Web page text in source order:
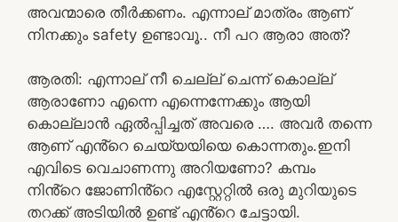
അവന്മാരെ തീർക്കണം. എന്നാല് മാത്രം ആണ്
നിനക്കും safety ഉണ്ടാവൂ.. നീ പറ ആരാ അത്?
ആരതി: എന്നാല് നീ ചെല്ല് ചെന്ന് കൊല്ല്
ആരാണോ എന്നെ എന്നെന്നേക്കും ആയി
കൊല്ലാൻ ഏൽപ്പിച്ചത് അവരെ …. അവർ തന്നെ
ആണ് എൻ്റെ ചെയ്യയിയെ കൊന്നതും.ഇനി
എവിടെ വെചാണന്നു അറിയണോ? കമ്പം
നിൻ്റെ ജോണിൻ്റെ എസ്റ്റേറ്റിൽ ഒരു മുറിയുടെ
തറക്ക് അടിയിൽ ഉണ്ട് എൻ്റെ ചേട്ടായി.